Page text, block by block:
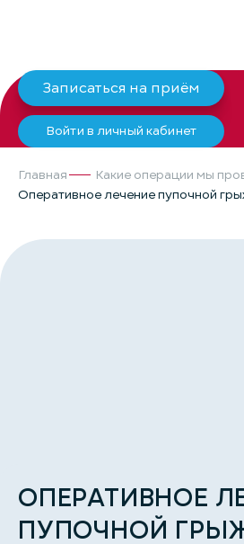
Записаться на приём
Войти в личный кабинет
Главная
Какие операции мы
Оперативное лечение пупочной
ОПЕРАТИВНОЕ
ПУПОЧНОЙ